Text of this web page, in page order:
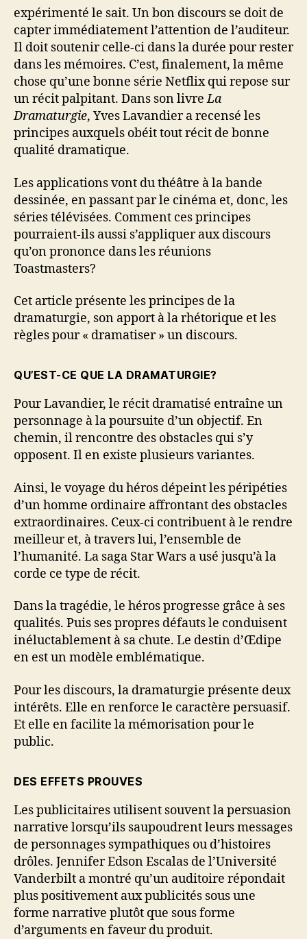
expérimenté le sait. Un bon discours se doit de
capter immédiatement l’attention de l’auditeur.
Il doit soutenir celle-ci dans la durée pour rester
dans les mémoires. C’est, finalement, la même
chose qu’une bonne série Netflix qui repose sur
un récit palpitant. Dans son livreLa
Dramaturgie, Yves Lavandier a recensé les
principes auxquels obéit tout récit de bonne
qualité dramatique.
Les applications vont du théâtre à la bande
dessinée, en passant par le cinéma et, donc, les
séries télévisées. Comment ces principes
pourraient-ils aussi s’appliquer aux discours
qu’on prononce dans les réunions
Toastmasters?
Cet article présente les principes de la
dramaturgie, son apport à la rhétorique et les
règles pour « dramatiser » un discours.
QU’EST-CE QUE LA DRAMATURGIE?
Pour Lavandier, le récit dramatisé entraîne un
personnage à la poursuite d’un objectif. En
chemin, il rencontre des obstacles qui s’y
opposent. Il en existe plusieurs variantes.
Ainsi, le voyage du héros dépeint les péripéties
d’un homme ordinaire affrontant des obstacles
extraordinaires. Ceux-ci contribuent à le rendre
meilleur et, à travers lui, l’ensemble de
l’humanité. La saga Star Wars a usé jusqu’à la
corde ce type de récit.
Dans la tragédie, le héros progresse grâce à ses
qualités. Puis ses propres défauts le conduisent
inéluctablement à sa chute. Le destin d’Œdipe
en est un modèle emblématique.
Pour les discours, la dramaturgie présente deux
intérêts. Elle en renforce le caractère persuasif.
Et elle en facilite la mémorisation pour le
public.
DES EFFETS PROUVES
Les publicitaires utilisent souvent la persuasion
narrative lorsqu’ils saupoudrent leurs messages
de personnages sympathiques ou d’histoires
drôles. Jennifer Edson Escalas de l’Université
Vanderbilt a montré qu’un auditoire répondait
plus positivement aux publicités sous une
forme narrative plutôt que sous forme
d’arguments en faveur du produit.